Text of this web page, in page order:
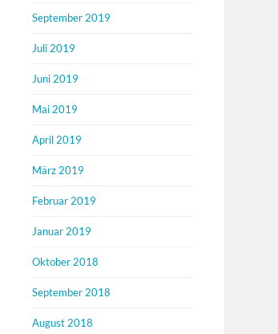
September 2019
Juli 2019
Juni 2019
Mai 2019
April 2019
März 2019
Februar 2019
Januar 2019
Oktober 2018
September 2018
August 2018